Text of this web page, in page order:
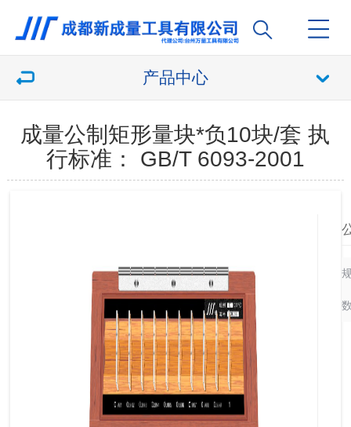
产品中心
成量公制矩形量块*负10块/套 执
行标准： GB/T 6093-2001